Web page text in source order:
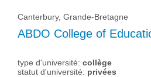
qualification
type d'université
Canterbury, Grande-Bretagne
ABDO College of
type d'université: collège
statut d'université: privées